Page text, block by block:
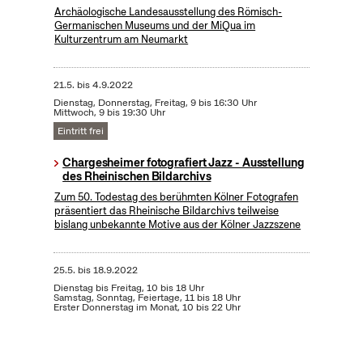
Archäologische Landesausstellung des Römisch-
Germanischen Museums und der MiQua im
Kulturzentrum am Neumarkt
21.5. bis4.9.2022
Dienstag, Donnerstag, Freitag, 9 bis 16:30 Uhr
Mittwoch, 9 bis 19:30 Uhr
Eintritt frei
Chargesheimer fotografiert Jazz - Ausstellung
des Rheinischen Bildarchivs
Zum 50. Todestag des berühmten Kölner Fotografen
präsentiert das Rheinische Bildarchivs teilweise
bislang unbekannte Motive aus der Kölner Jazzszene
25.5. bis18.9.2022
Dienstag bis Freitag, 10 bis 18 Uhr
Samstag, Sonntag, Feiertage, 11 bis 18 Uhr
Erster Donnerstag im Monat, 10 bis 22 Uhr